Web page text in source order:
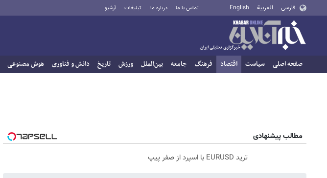
فارسی العربية English تماس با ما درباره ما تبلیغات آرشیو
صفحه اصلی سیاست اقتصاد فرهنگ جامعه بین‌الملل ورزش تاریخ دانش و فناوری هوش مصنوعی
مطالب پیشنهادی
ترید EURUSD با اسپرد از صفر پیپ